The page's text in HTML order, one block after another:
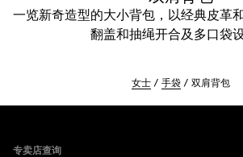
一览新奇造型的大小背包，以经典皮革
翻盖和抽绳开合及多口袋设
女士 手袋 双肩背包
专卖店查询